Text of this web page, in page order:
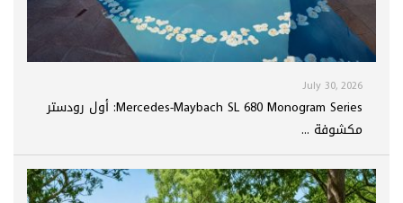
July 30, 2026
Mercedes-Maybach SL 680 Monogram Series: أول رودستر
مكشوفة ...